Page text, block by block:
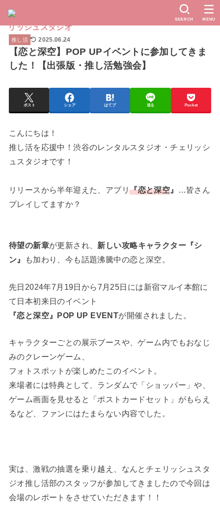
SEARCH MENU
推し活 2025.06.24
【恋と深空】POP UPイベントに参加してきま
した！【出張版・推し活勉強会】
ポスト シェア はてブ 送る Pocket
こんにちは！
推し活を応援中！渋谷のレンタルスタジオ・チェリッシ
ュスタジオです！
リリースから半年迎えた、アプリ『恋と深空 』
…皆さん
プレイしてますか？
待望の新章が更新され、 新しい攻略キャラクター『シ
ン』
も加わり、今も話題沸騰中の恋と深空。
先日2024年7月19日から7月25日には新宿マルイ本館に
て日本初来日のイベント
『恋と深空』POP UP EVENTが開催されました。
キャラクターごとの展示ブースや、ゲーム内でもおなじ
みのクレーンゲーム、
フォトスポットが楽しめたこのイベント。
来場者には特典として、ランダムで「ショッパー」や、
ゲーム画面を見せると「ポストカードセット」がもらえ
るなど、ファンにはたまらない内容でした。
実は、激戦の抽選を乗り越え、なんとチェリッシュスタ
ジオ推し活部のスタッフが参加してきましたので今回は
会場のレポートをさせていただきます！！